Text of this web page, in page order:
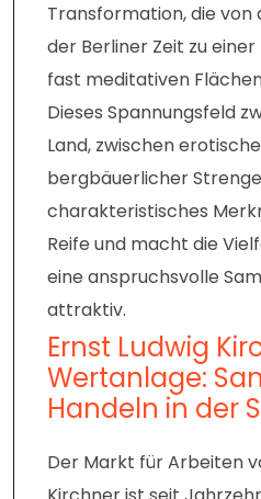
Transformation, die von
der Berliner Zeit zu
fast meditativen
Dieses Spannungsfeld
Land, zwischen
bergbäuerlicher
charakteristisches
Reife und macht die
eine anspruchsvolle
attraktiv.
Ernst Ludwig
Wertanlage:
Handeln in der
Der Markt für Arbeiten